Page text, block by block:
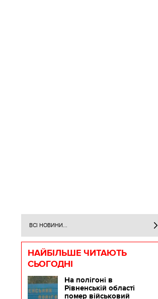
ВСІ НОВИНИ...
НАЙБІЛЬШЕ ЧИТАЮТЬ
СЬОГОДНІ
На полігоні в
Рівненській області
помер військовий